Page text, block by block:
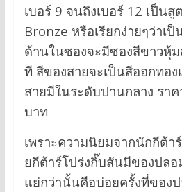
เบอร์ 9 จนถึงเบอร์ 12 เป็น
Bronze หรือเรียกง่ายๆว่าเป็
ด้านในซองจะมีซองสีขาวหุ้
ที สีของสายจะเป็นสีออกทอง
สายมีในระดับปานกลาง รา
บาท
เพราะความนิยมจากนักกีต้า
ยกีต้าร์โปร่งกิ๊บสันมีของปล
แย่กว่านั้นคือบ่อยครั้งที่ของ